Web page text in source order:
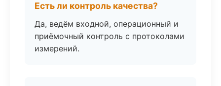
Есть ли контроль качества?
Да, ведём входной, операционный и
приёмочный контроль с протоколами
измерений.